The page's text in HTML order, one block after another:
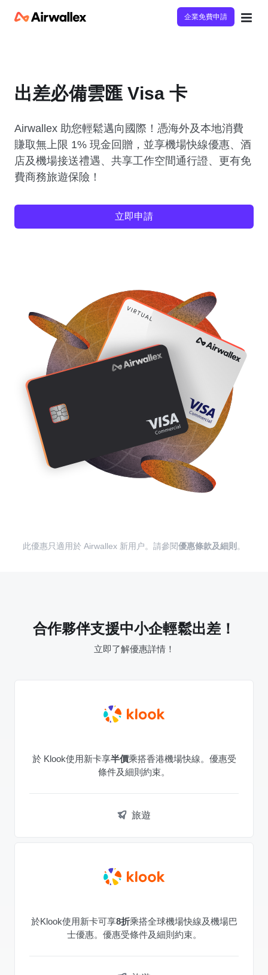
企業免費申請
出差必備雲匯 Visa 卡
Airwallex 助您輕鬆邁向國際！憑海外及本地消費
賺取無上限 1% 現金回贈，並享機場快線優惠、酒
店及機場接送禮遇、共享工作空間通行證、更有免
費商務旅遊保險！
立即申請
此優惠只適用於 Airwallex 新用户。請參閱優惠條款及細則 。
合作夥伴支援中小企輕鬆出差！
立即了解優惠詳情！
於 Klook使用新卡享半價乘搭香港機場快線。優惠受
條件及細則約束。
旅遊
於Klook使用新卡可享8折乘搭全球機場快線及機場巴
士優惠。優惠受條件及細則約束。